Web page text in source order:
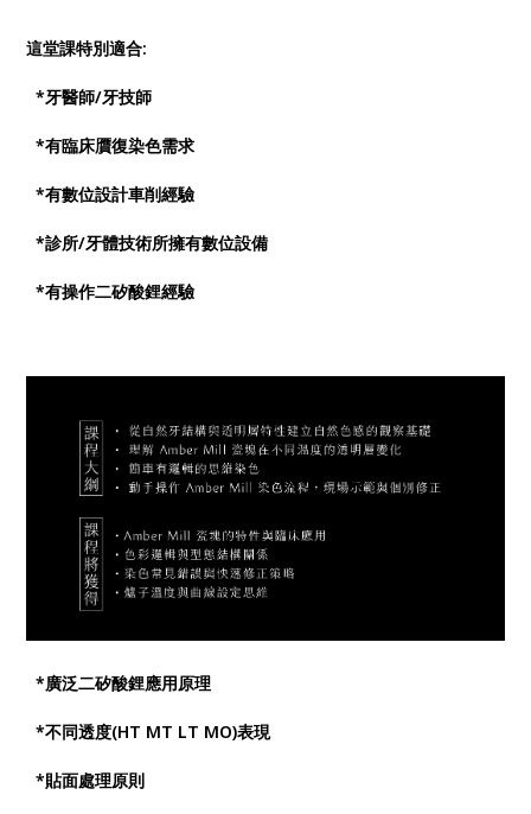
這堂課特別適合:
*牙醫師/牙技師
*有臨床贋復染色需求
*有數位設計車削經驗
*診所/牙體技術所擁有數位設備
*有操作二矽酸鋰經驗
*廣泛二矽酸鋰應用原理
*不同透度(HT MT LT MO)表現
*貼面處理原則